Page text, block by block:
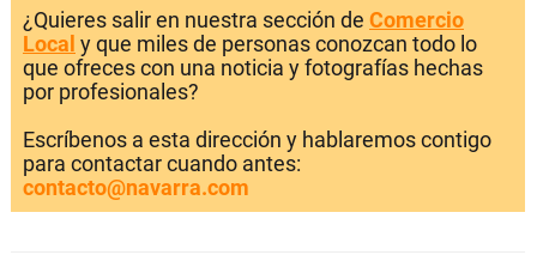
¿Quieres salir en nuestra sección de Comercio
Local y que miles de personas conozcan todo lo
que ofreces con una noticia y fotografías hechas
por profesionales?
Escríbenos a esta dirección y hablaremos contigo
para contactar cuando antes:
contacto@navarra.com